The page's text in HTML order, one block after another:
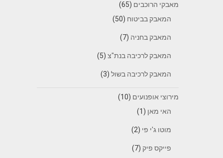
מאבקי הרוכבים (65)
המאבק בביטוח (50)
המאבק בחניה (7)
המאבק לרכיבה בנת"צ(5)
המאבק לרכיבה בשול(3)
מירוצי אופנועים (10)
האי מאן (1)
מוטו ג'י פי (2)
פייקס פיק (7)